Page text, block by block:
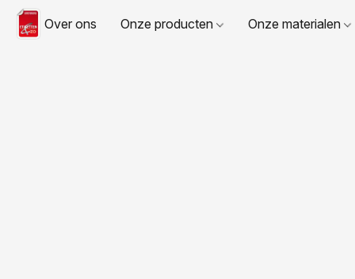
Over ons Onze producten Onze materialen